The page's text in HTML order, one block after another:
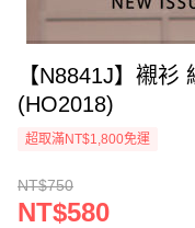
【N8841J】襯衫
(HO2018)
超取滿NT$1,800免運
NT$750
NT$580